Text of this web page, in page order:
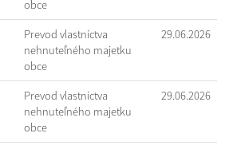
obce
Prevod vlastníctva
nehnuteľného majetku
obce
29.06.2026
Prevod vlastníctva
nehnuteľného majetku
obce
29.06.2026